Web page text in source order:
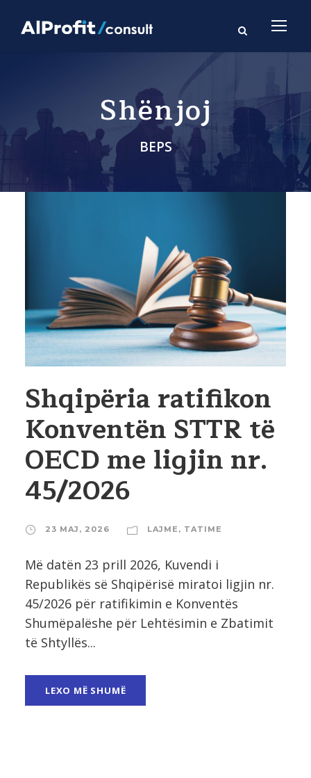
Shënjoj
BEPS
Shqipëria ratifikon
Konventën STTR të
OECD me ligjin nr.
45/2026
23 MAJ, 2026 LAJME , TATIME
Më datën 23 prill 2026, Kuvendi i
Republikës së Shqipërisë miratoi ligjin nr.
45/2026 për ratifikimin e Konventës
Shumëpalëshe për Lehtësimin e Zbatimit
të Shtyllës...
LEXO MË SHUMË